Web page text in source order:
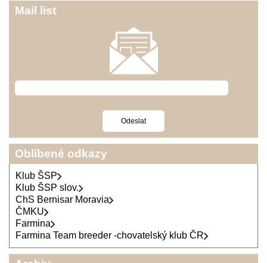
Mail list
Oblíbené odkazy
Klub ŠSP
Klub ŠSP slov.
ChS Bernisar Moravia
ČMKU
Farmina
Farmina Team breeder -chovatelský klub ČR